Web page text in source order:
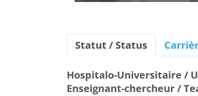
Statut / Status
Hospitalo-Universitaire /
Enseignant-chercheur /